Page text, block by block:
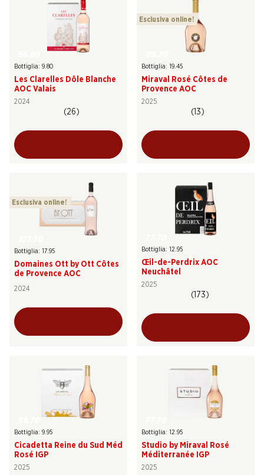
Bottiglia: 9.80
Les Clarelles Dôle Blanche
AOC Valais
2024
(26)
Esclusiva online!
Bottiglia: 19.45
Miraval Rosé Côtes de
Provence AOC
2025
(13)
Esclusiva online!
Bottiglia: 17.95
Domaines Ott by Ott Côtes
de Provence AOC
2024
Bottiglia: 12.95
Œil-de-Perdrix AOC
Neuchâtel
2025
(173)
Bottiglia: 9.95
Cicadetta Reine du Sud Méd
Rosé IGP
2025
Bottiglia: 12.95
Studio by Miraval Rosé
Méditerranée IGP
2025